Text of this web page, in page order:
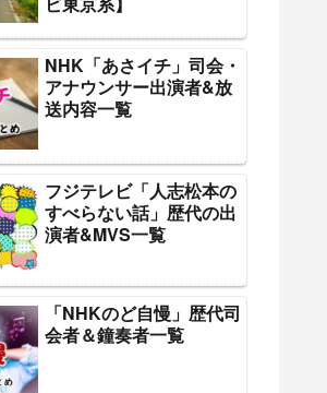
NHK「あさイチ」司会・
アナウンサー出演者&放
送内容一覧
フジテレビ「人志松本の
すべらない話」歴代の出
演者&MVS一覧
「NHKのど自慢」歴代司
会者＆鐘奏者一覧